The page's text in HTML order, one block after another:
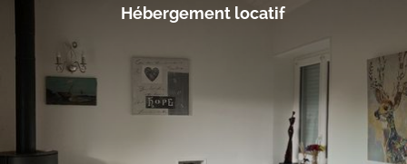
Hébergement locatif